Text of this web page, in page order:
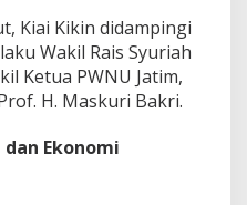
Kiai Kikin didampingi
Wakil Rais Syuriah
Ketua PWNU Jatim,
H. Maskuri Bakri.
Ekonomi